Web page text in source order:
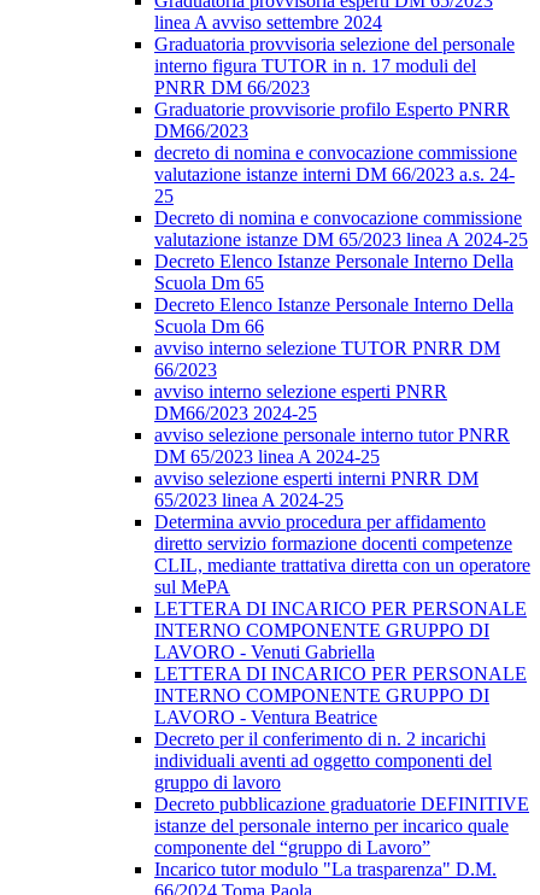
linea A avviso settembre 2024
Graduatoria provvisoria selezione del personale
interno figura TUTOR in n. 17 moduli del
PNRR DM 66/2023
Graduatorie provvisorie profilo Esperto PNRR
DM66/2023
decreto di nomina e convocazione commissione
valutazione istanze interni DM 66/2023 a.s. 24-
25
Decreto di nomina e convocazione commissione
valutazione istanze DM 65/2023 linea A 2024-25
Decreto Elenco Istanze Personale Interno Della
Scuola Dm 65
Decreto Elenco Istanze Personale Interno Della
Scuola Dm 66
avviso interno selezione TUTOR PNRR DM
66/2023
avviso interno selezione esperti PNRR
DM66/2023 2024-25
avviso selezione personale interno tutor PNRR
DM 65/2023 linea A 2024-25
avviso selezione esperti interni PNRR DM
65/2023 linea A 2024-25
Determina avvio procedura per affidamento
diretto servizio formazione docenti competenze
CLIL, mediante trattativa diretta con un operatore
sul MePA
LETTERA DI INCARICO PER PERSONALE
INTERNO COMPONENTE GRUPPO DI
LAVORO - Venuti Gabriella
LETTERA DI INCARICO PER PERSONALE
INTERNO COMPONENTE GRUPPO DI
LAVORO - Ventura Beatrice
Decreto per il conferimento di n. 2 incarichi
individuali aventi ad oggetto componenti del
gruppo di lavoro
Decreto pubblicazione graduatorie DEFINITIVE
istanze del personale interno per incarico quale
componente del “gruppo di Lavoro”
Incarico tutor modulo "La trasparenza" D.M.